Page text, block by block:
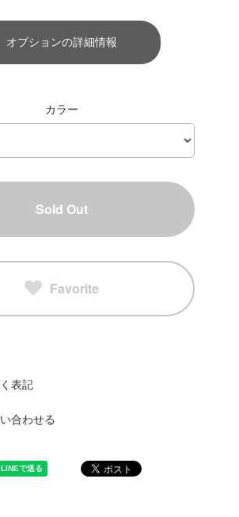
オプションの詳細情報
カラー
Sold Out
Favorite
表記
合わせる